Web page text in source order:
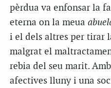
pèrdua va enfonsar la
eterna on la meua
i el dels altres per tirar
malgrat el
rebia del seu marit.
afectives lluny i una